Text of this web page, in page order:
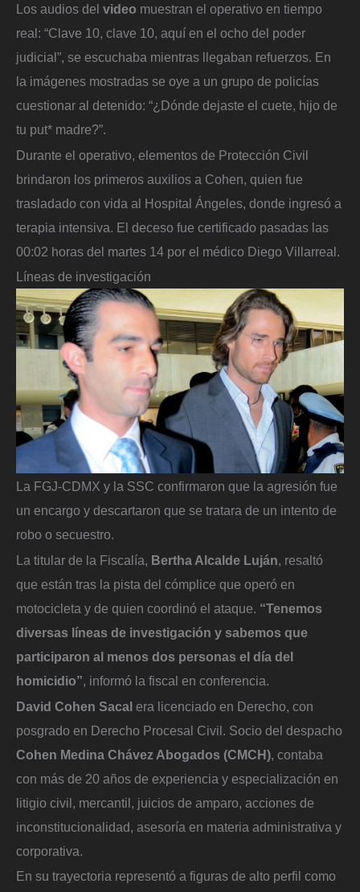
Los audios del video muestran el operativo en tiempo
real: “Clave 10, clave 10, aquí en el ocho del poder
judicial”, se escuchaba mientras llegaban refuerzos. En
la imágenes mostradas se oye a un grupo de policías
cuestionar al detenido: “¿Dónde dejaste el cuete, hijo de
tu put* madre?”.
Durante el operativo, elementos de Protección Civil
brindaron los primeros auxilios a Cohen, quien fue
trasladado con vida al Hospital Ángeles, donde ingresó a
terapia intensiva. El deceso fue certificado pasadas las
00:02 horas del martes 14 por el médico Diego Villarreal.
Líneas de investigación
La FGJ-CDMX y la SSC confirmaron que la agresión fue
un encargo y descartaron que se tratara de un intento de
robo o secuestro.
La titular de la Fiscalía, Bertha Alcalde Luján, resaltó
que están tras la pista del cómplice que operó en
motocicleta y de quien coordinó el ataque. “Tenemos
diversas líneas de investigación y sabemos que
participaron al menos dos personas el día del
homicidio”, informó la fiscal en conferencia.
David Cohen Sacal era licenciado en Derecho, con
posgrado en Derecho Procesal Civil. Socio del despacho
Cohen Medina Chávez Abogados (CMCH), contaba
con más de 20 años de experiencia y especialización en
litigio civil, mercantil, juicios de amparo, acciones de
inconstitucionalidad, asesoría en materia administrativa y
corporativa.
En su trayectoria representó a figuras de alto perfil como